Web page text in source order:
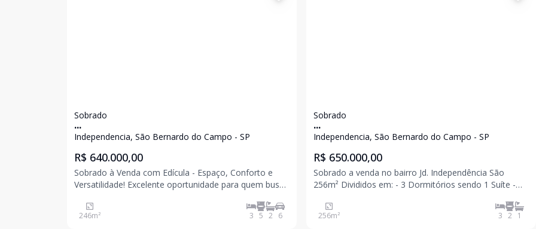
Sobrado
...
Independencia, São Bernardo do Campo - SP
R$ 640.000,00
Sobrado à Venda com Edícula - Espaço, Conforto e
Versatilidade! Excelente oportunidade para quem busca
suítes - Sala espaçosa bem iluminada - Cozinha ampla
246m² 3 5 2 6
Sobrado
...
Independencia, São Bernardo do Campo - SP
R$ 650.000,00
Sobrado a venda no bairro Jd. Independência São
256m² Divididos em: - 3 Dormitórios sendo 1 Suíte -
Cozinha ampla - Banheiro social - Área de serviço
256m² 3 2 1